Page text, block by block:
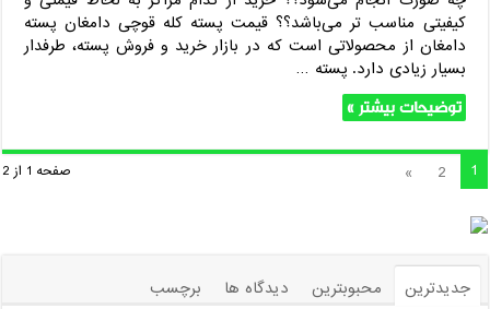
کیفیتی مناسب تر می‌باشد؟؟ قیمت پسته کله قوچی دامغان پسته
دامغان از محصولاتی است که در بازار خرید و فروش پسته، طرفدار
بسیار زیادی دارد. پسته …
توضیحات بیشتر »
صفحه 1 از 2 1
2
»
جدیدترین محبوبترین دیدگاه ها برچسب